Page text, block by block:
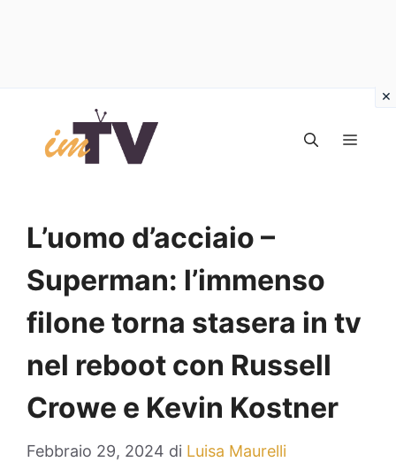
contenuto
L’uomo d’acciaio –
Superman: l’immenso
filone torna stasera in tv
nel reboot con Russell
Crowe e Kevin Kostner
Febbraio 29, 2024 di Luisa Maurelli